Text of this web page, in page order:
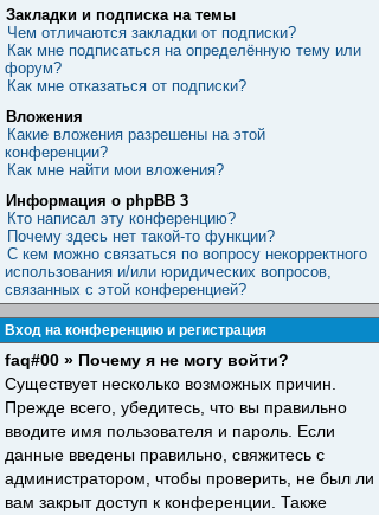
Закладки и подписка на темы
Чем отличаются закладки от подписки?
Как мне подписаться на определённую тему или
форум?
Как мне отказаться от подписки?
Вложения
Какие вложения разрешены на этой
конференции?
Как мне найти мои вложения?
Информация о phpBB 3
Кто написал эту конференцию?
Почему здесь нет такой-то функции?
С кем можно связаться по вопросу некорректного
использования и/или юридических вопросов,
связанных с этой конференцией?
Вход на конференцию и регистрация
faq#00 » Почему я не могу войти?
Существует несколько возможных причин.
Прежде всего, убедитесь, что вы правильно
вводите имя пользователя и пароль. Если
данные введены правильно, свяжитесь с
администратором, чтобы проверить, не был ли
вам закрыт доступ к конференции. Также